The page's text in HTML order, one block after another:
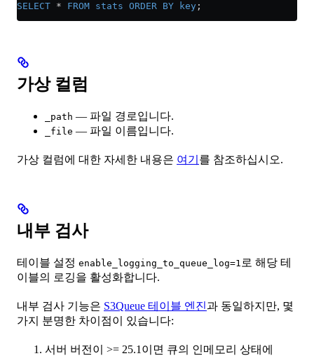
SELECT * FROM stats ORDER BY key ;
가상 컬럼
_path — 파일 경로입니다.
_file — 파일 이름입니다.
가상 컬럼에 대한 자세한 내용은 여기 를 참조하십시오.
내부 검사
테이블 설정 enable_logging_to_queue_log=1 로 해당 테
이블의 로깅을 활성화합니다.
내부 검사 기능은 S3Queue 테이블 엔진과 동일하지만, 몇
가지 분명한 차이점이 있습니다:
서버 버전이 >= 25.1이면 큐의 인메모리 상태에